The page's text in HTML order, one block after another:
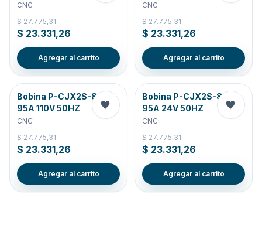
CNC
$ 27.775,31
$ 23.331,26
Agregar al carrito
CNC
$ 27.775,31
$ 23.331,26
Agregar al carrito
Bobina P-CJX2S-80-
95A 110V 50HZ
CNC
$ 27.775,31
$ 23.331,26
Agregar al carrito
Bobina P-CJX2S-80-
95A 24V 50HZ
CNC
$ 27.775,31
$ 23.331,26
Agregar al carrito